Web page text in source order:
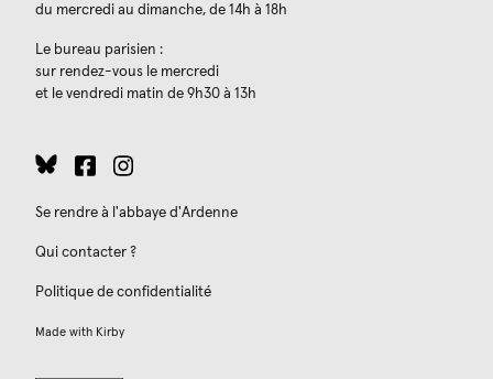
du mercredi au dimanche, de 14h à 18h
Le bureau parisien :
sur rendez-vous le mercredi
et le vendredi matin de 9h30 à 13h
Se rendre à l'abbaye d'Ardenne
Qui contacter ?
Politique de confidentialité
Made with Kirby